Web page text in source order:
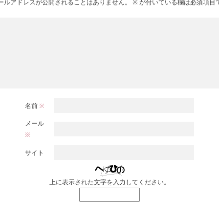
ルアドレスが公開されることはありません。 ※ が付いている欄は必須項目
名前 ※
メール
※
サイト
上に表示された文字を入力してください。